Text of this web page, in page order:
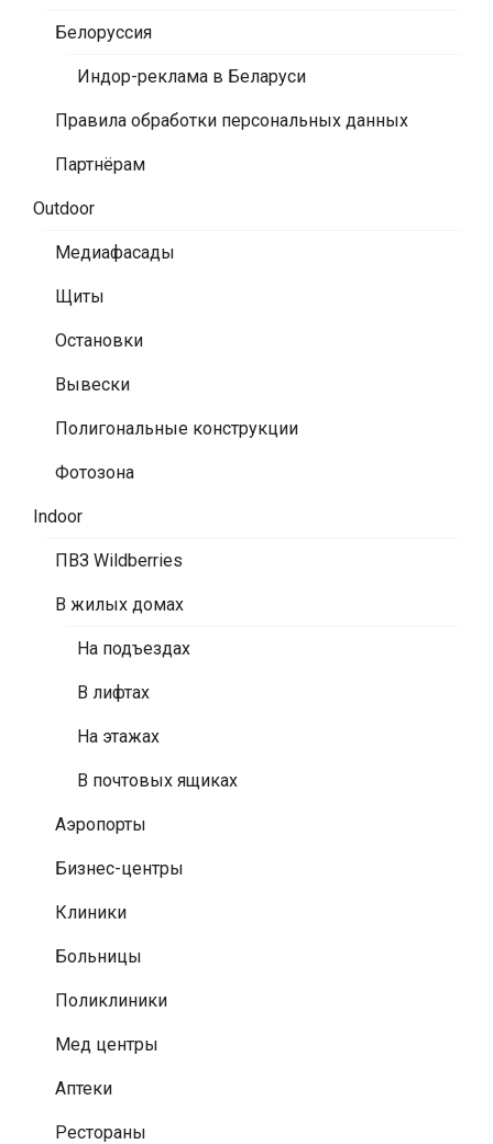
Белоруссия
Индор-реклама в Беларуси
Правила обработки персональных данных
Партнёрам
Outdoor
Медиафасады
Щиты
Остановки
Вывески
Полигональные конструкции
Фотозона
Indoor
ПВЗ Wildberries
В жилых домах
На подъездах
В лифтах
На этажах
В почтовых ящиках
Аэропорты
Бизнес-центры
Клиники
Больницы
Поликлиники
Мед центры
Аптеки
Рестораны